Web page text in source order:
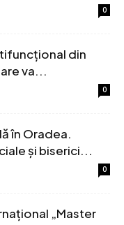
0
din
va...
0
în Oradea.
și biserici...
0
„Master